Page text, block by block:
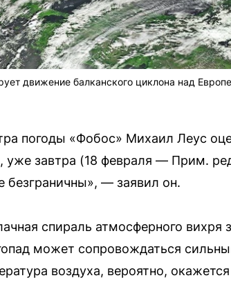
движение балканского циклона над
погоды «Фобос» Михаил Леус
завтра (18 февраля — Прим.
безграничны», — заявил он.
спираль атмосферного вихря
может сопровождаться
воздуха, вероятно,